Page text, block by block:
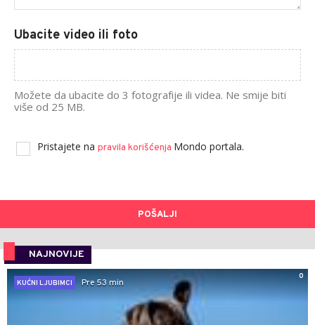
Ubacite video ili foto
Možete da ubacite do 3 fotografije ili videa. Ne smije biti
više od 25 MB.
Pristajete na pravila korišćenja Mondo portala.
POŠALJI
NAJNOVIJE
0
KUĆNI LJUBIMCI
Pre 53 min